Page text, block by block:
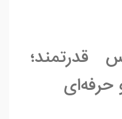
قدرتمند؛
حرفه‌ای